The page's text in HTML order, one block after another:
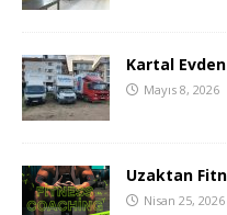
Kartal
Mayıs 8, 2026
Uzaktan
Nisan 25, 2026